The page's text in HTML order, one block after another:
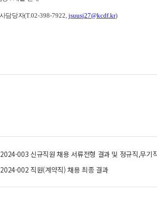
담당자(T.02-398-7922,jsuusj27@kcdf.kr)
2024-003 신규직원 채용 서류전형 결과 및 정규직,무기
2024-002 직원(계약직) 채용 최종 결과